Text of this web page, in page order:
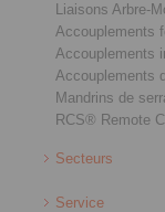
Liaisons Arbre-
Accouplements
Accouplements
Accouplements
Mandrins de
RCS® Remote
Secteurs
Service